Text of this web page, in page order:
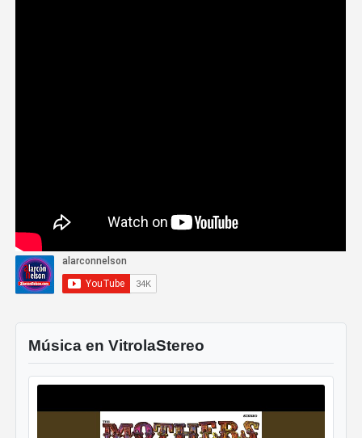
Música en VitrolaStereo